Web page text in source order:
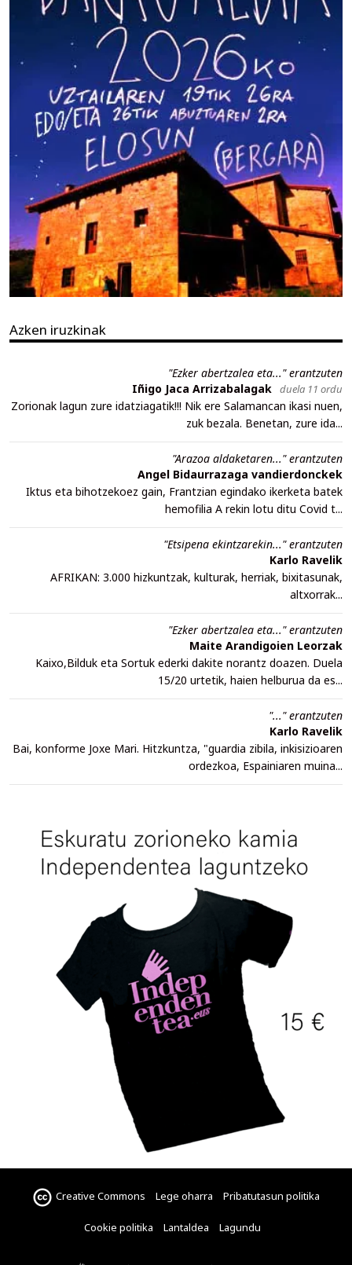
Azken iruzkinak
"Ezker abertzalea eta..." erantzuten
Iñigo Jaca Arrizabalagak duela 11 ordu
Zorionak lagun zure idatziagatik!!! Nik ere Salamancan ikasi nuen,
zuk bezala. Benetan, zure ida...
"Arazoa aldaketaren..." erantzuten
Angel Bidaurrazaga vandierdonckek
Iktus eta bihotzekoez gain, Frantzian egindako ikerketa batek
hemofilia A rekin lotu ditu Covid t...
"Etsipena ekintzarekin..." erantzuten
Karlo Ravelik
AFRIKAN: 3.000 hizkuntzak, kulturak, herriak, bixitasunak,
altxorrak...
"Ezker abertzalea eta..." erantzuten
Maite Arandigoien Leorzak
Kaixo,Bilduk eta Sortuk ederki dakite norantz doazen. Duela
15/20 urtetik, haien helburua da es...
"..." erantzuten
Karlo Ravelik
Bai, konforme Joxe Mari. Hitzkuntza, "guardia zibila, inkisizioaren
ordezkoa, Espainiaren muina...
Creative Commons Lege oharra Pribatutasun politika
Cookie politika Lantaldea Lagundu